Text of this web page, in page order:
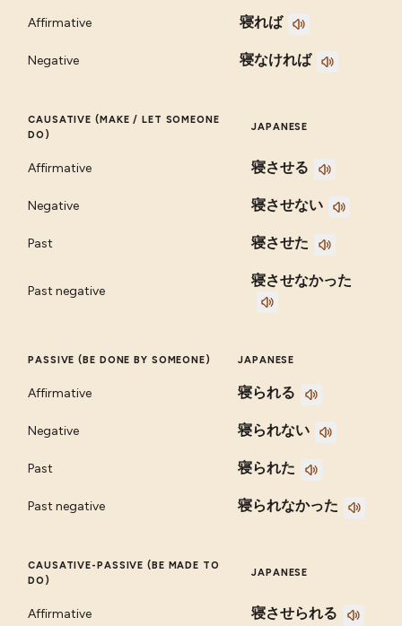
Affirmative 寝れば
Negative 寝なければ
CAUSATIVE (MAKE / LET SOMEONE
DO)
JAPANESE
Affirmative 寝させる
Negative 寝させない
Past 寝させた
Past negative
寝させなかった
PASSIVE (BE DONE BY SOMEONE) JAPANESE
Affirmative 寝られる
Negative 寝られない
Past 寝られた
Past negative 寝られなかった
CAUSATIVE-PASSIVE (BE MADE TO
DO)
JAPANESE
Affirmative 寝させられる